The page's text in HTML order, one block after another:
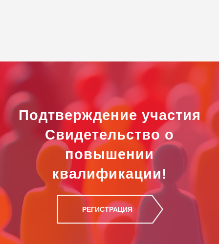
Подтверждение участия
Свидетельство о
повышении
квалификации!
РЕГИСТРАЦИЯ